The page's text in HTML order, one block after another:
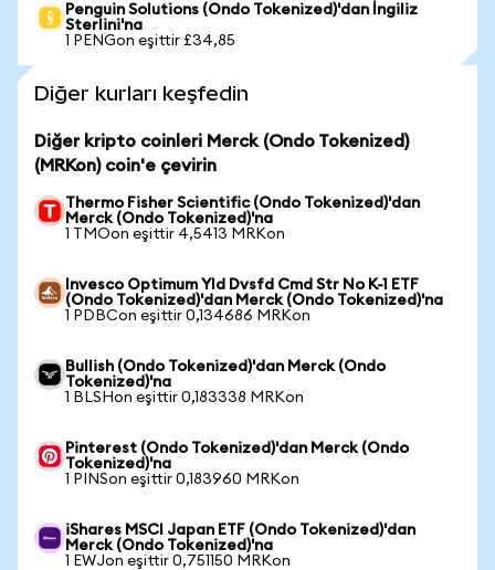
Penguin Solutions (Ondo Tokenized)'dan İngiliz
Sterlini'na
1 PENGon eşittir £34,85
Diğer kurları keşfedin
Diğer kripto coinleri Merck (Ondo Tokenized)
(MRKon) coin'e çevirin
Thermo Fisher Scientific (Ondo Tokenized)'dan
Merck (Ondo Tokenized)'na
1 TMOon eşittir 4,5413 MRKon
Invesco Optimum Yld Dvsfd Cmd Str No K-1 ETF
(Ondo Tokenized)'dan Merck (Ondo Tokenized)'na
1 PDBCon eşittir 0,134686 MRKon
Bullish (Ondo Tokenized)'dan Merck (Ondo
Tokenized)'na
1 BLSHon eşittir 0,183338 MRKon
Pinterest (Ondo Tokenized)'dan Merck (Ondo
Tokenized)'na
1 PINSon eşittir 0,183960 MRKon
iShares MSCI Japan ETF (Ondo Tokenized)'dan
Merck (Ondo Tokenized)'na
1 EWJon eşittir 0,751150 MRKon